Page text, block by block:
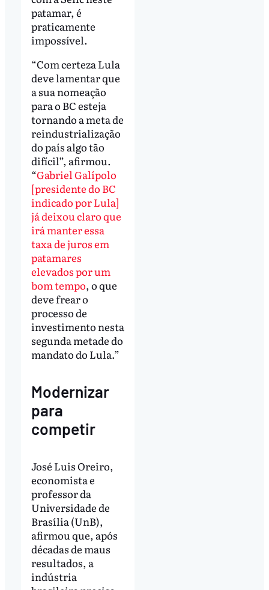
patamar, é
praticamente
impossível.
“Com certeza Lula
deve lamentar que
a sua nomeação
para o BC esteja
tornando a meta de
reindustrialização
do país algo tão
difícil”, afirmou.
“Gabriel Galípolo
[presidente do BC
indicado por Lula]
já deixou claro que
irá manter essa
taxa de juros em
patamares
elevados por um
bom tempo, o que
deve frear o
processo de
investimento nesta
segunda metade do
mandato do Lula.”
Modernizar
para
competir
José Luis Oreiro,
economista e
professor da
Universidade de
Brasília (UnB),
afirmou que, após
décadas de maus
resultados, a
indústria